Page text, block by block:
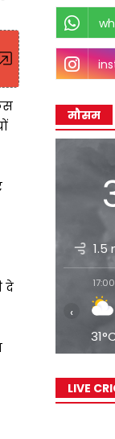
दे
मौसम
1.5
17:00
‹
LIVE